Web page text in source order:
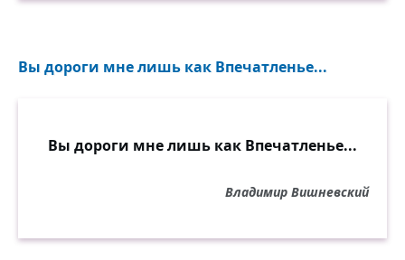
Вы дороги мне лишь как Впечатленье...
Вы дороги мне лишь как Впечатленье...
Владимир Вишневский